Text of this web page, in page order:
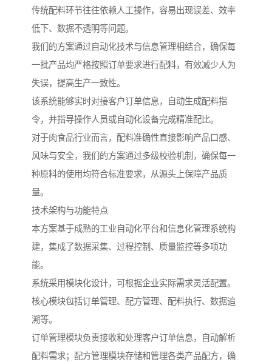
传统配料环节往往依赖人工操作，容易出现误差、效率
低下、数据不透明等问题。
我们的方案通过自动化技术与信息管理相结合，确保每
一批产品均严格按照订单要求进行配料，有效减少人为
失误，提高生产一致性。
该系统能够实时对接客户订单信息，自动生成配料指
令，并指导操作人员或自动化设备完成精准配比。
对于肉食品行业而言，配料准确性直接影响产品口感、
风味与安全，我们的方案通过多级校验机制，确保每一
种原料的使用均符合标准要求，从源头上保障产品质
量。
技术架构与功能特点
本方案基于成熟的工业自动化平台和信息化管理系统构
建，集成了数据采集、过程控制、质量监控等多项功
能。
系统采用模块化设计，可根据企业实际需求灵活配置。
核心模块包括订单管理、配方管理、配料执行、数据追
溯等。
订单管理模块负责接收和处理客户订单信息，自动解析
配料需求；配方管理模块存储和管理各类产品配方，确